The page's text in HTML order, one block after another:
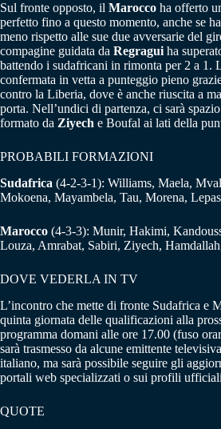
Sul fronte opposto, il Marocco ha offerto
perfetto fino a questo momento, anche se
meno rispetto alle sue due avversarie del
compagine guidata da Regragui ha
battendo i sudafricani in rimonta per 2 a 1.
confermata in vetta a punteggio pieno
contro la Liberia, dove è anche riuscita a
porta. Nell’undici di partenza, ci sarà
formato da Ziyech e Boufal ai lati della
PROBABILI FORMAZIONI
Sudafrica (4-2-3-1): Williams, Maela,
Mokoena, Mayambela, Tau, Morena,
Marocco (4-3-3): Munir, Hakimi,
Louza, Amrabat, Sabiri, Ziyech,
DOVE VEDERLA IN TV
L’incontro che mette di fronte Sudafrica e
quinta giornata delle qualificazioni alla
programma domani alle ore 17.00 (fuso
sarà trasmesso da alcune emittente
italiano, ma sarà possibile seguire gli
portali web specializzati o sui profili
QUOTE